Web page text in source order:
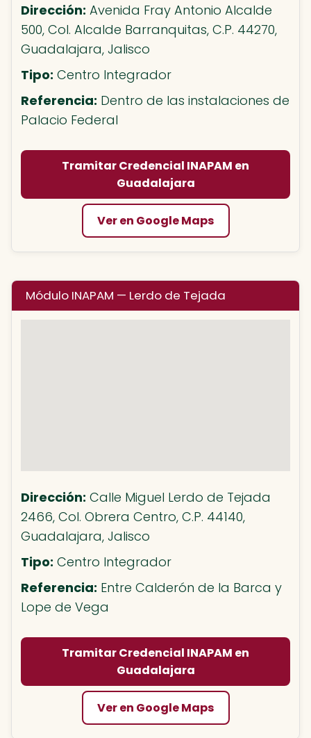
Dirección: Avenida Fray Antonio Alcalde
500, Col. Alcalde Barranquitas, C.P. 44270,
Guadalajara, Jalisco
Tipo: Centro Integrador
Referencia: Dentro de las instalaciones de
Palacio Federal
Tramitar Credencial INAPAM en
Guadalajara
Ver en Google Maps
Módulo INAPAM — Lerdo de Tejada
Dirección: Calle Miguel Lerdo de Tejada
2466, Col. Obrera Centro, C.P. 44140,
Guadalajara, Jalisco
Tipo: Centro Integrador
Referencia: Entre Calderón de la Barca y
Lope de Vega
Tramitar Credencial INAPAM en
Guadalajara
Ver en Google Maps